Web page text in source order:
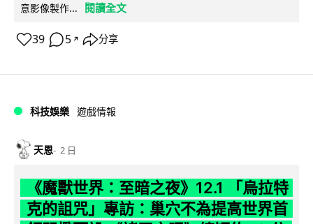
意影像製作...
閱讀全文
39 5 ↗ 分享
科技娛樂 遊戲情報
天恩 2 日
《魔獸世界：至暗之夜》12.1 「烏拉特
克的詛咒」專訪：巢穴不為提高世界首